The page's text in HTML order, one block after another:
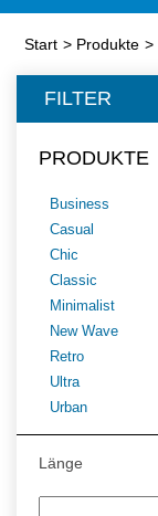
Start > Produkte >
FILTER
PRODUKTE
Business
Casual
Chic
Classic
Minimalist
New Wave
Retro
Ultra
Urban
Länge